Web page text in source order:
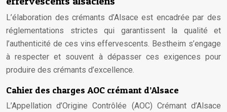
L’élaboration des crémants d’Alsace est encadrée par des
réglementations strictes qui garantissent la qualité et
l’authenticité de ces vins effervescents. Bestheim s’engage
à respecter et souvent à dépasser ces exigences pour
produire des crémants d’excellence.
Cahier des charges AOC crémant d’Alsace
L’Appellation d’Origine Contrôlée (AOC) Crémant d’Alsace